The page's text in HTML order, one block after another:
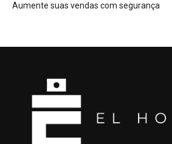
Aumente suas vendas com segurança